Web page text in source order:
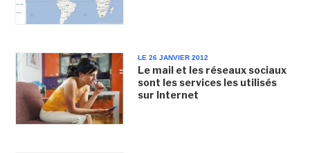
LE 26 JANVIER 2012
Le mail et les réseaux sociaux
sont les services les utilisés
sur Internet